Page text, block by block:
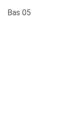
Bas 05